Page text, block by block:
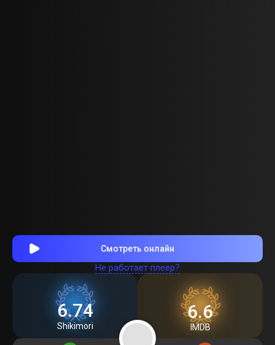
Смотреть онлайн
Не работает плеер?
6.74
Shikimori
6.6
IMDB